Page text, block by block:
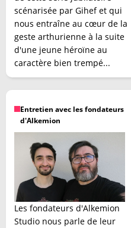
scénarisée par Gihef et qui
nous entraîne au cœur de la
geste arthurienne à la suite
d'une jeune héroïne au
caractère bien trempé...
Entretien avec les fondateurs
d'Alkemion
Les fondateurs d'Alkemion
Studio nous parle de leur